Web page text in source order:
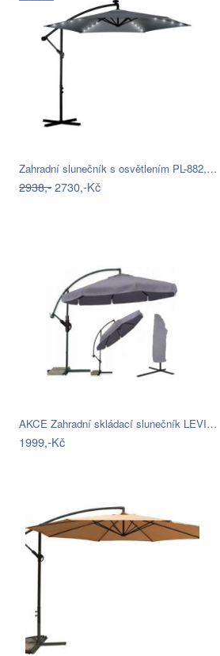
Zahradní slunečník s osvětlením PL-882,…
2938,-2730,-Kč
AKCE Zahradní skládací slunečník LEVI…
1999,-Kč